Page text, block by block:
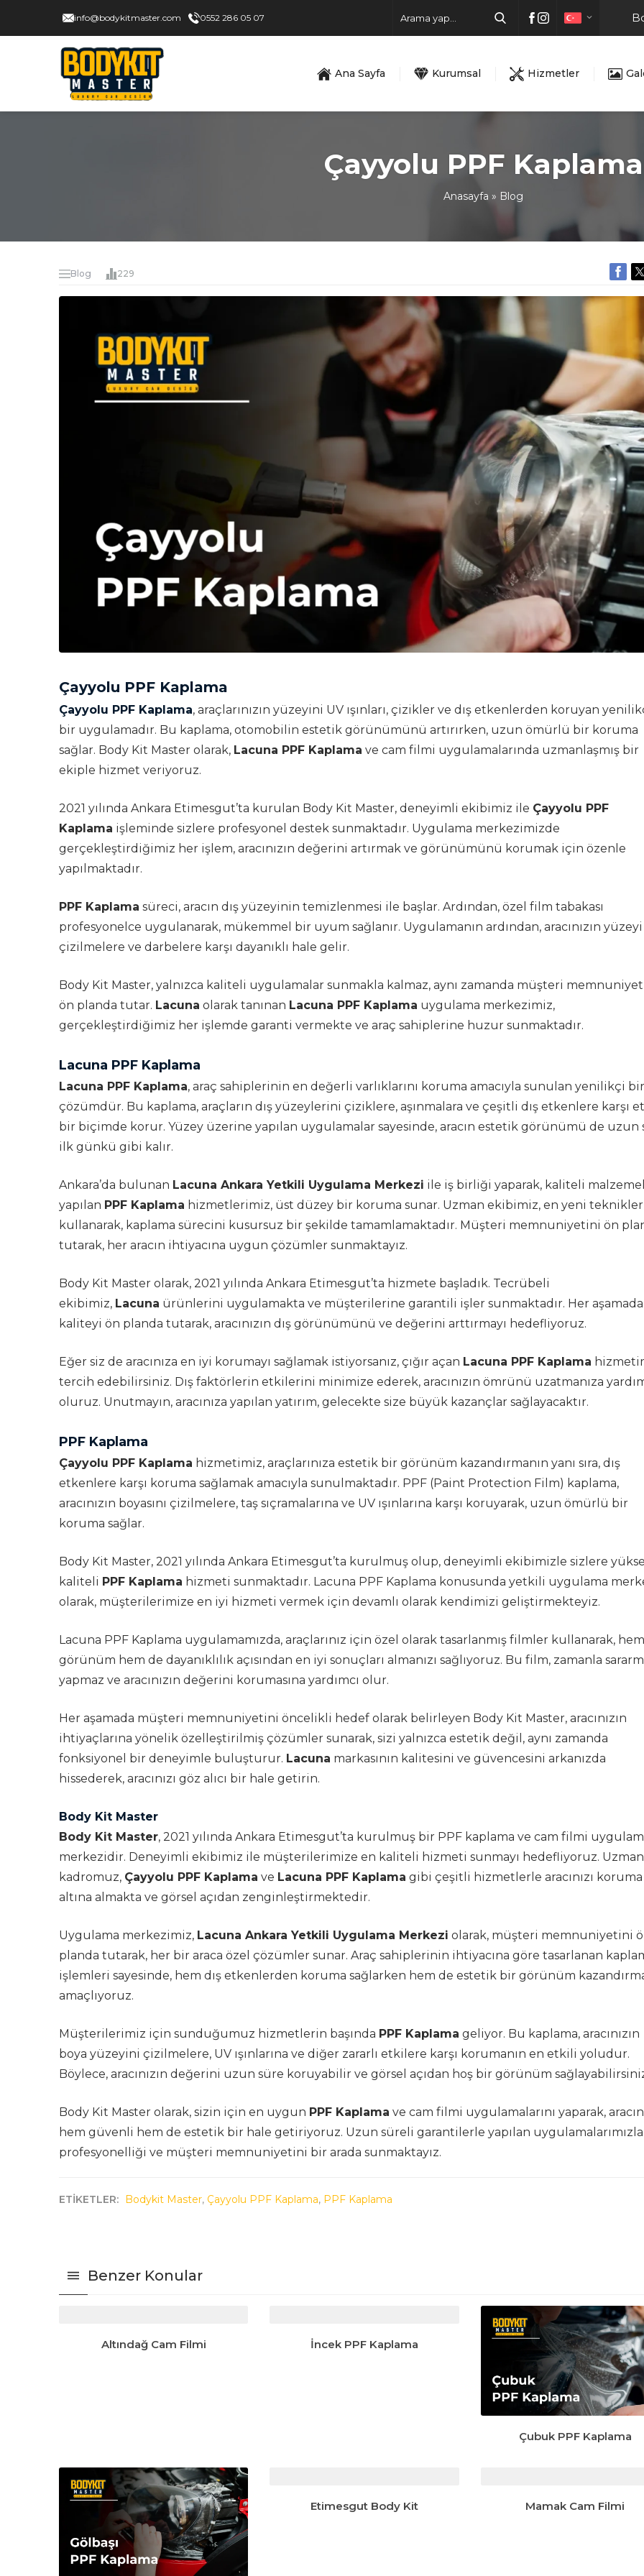
info@bodykitmaster.com 0552 286 05 07
Ana Sayfa Kurumsal Hizmetler
Çayyolu PPF Kaplama
Anasayfa » Blog
Blog 229
Çayyolu PPF Kaplama
Çayyolu PPF Kaplama, araçlarınızın yüzeyini UV ışınları, çizikler ve dış etkenlerden koruyan
bir uygulamadır. Bu kaplama, otomobilin estetik görünümünü artırırken, uzun ömürlü bir koruma
sağlar. Body Kit Master olarak, Lacuna PPF Kaplama ve cam filmi uygulamalarında uzmanlaşmış bir
ekiple hizmet veriyoruz.
2021 yılında Ankara Etimesgut’ta kurulan Body Kit Master, deneyimli ekibimiz ile Çayyolu PPF
Kaplama işleminde sizlere profesyonel destek sunmaktadır. Uygulama merkezimizde
gerçekleştirdiğimiz her işlem, aracınızın değerini artırmak ve görünümünü korumak için özenle
yapılmaktadır.
PPF Kaplama süreci, aracın dış yüzeyinin temizlenmesi ile başlar. Ardından, özel film tabakası
profesyonelce uygulanarak, mükemmel bir uyum sağlanır. Uygulamanın ardından, aracınızın yüzeyi
çizilmelere ve darbelere karşı dayanıklı hale gelir.
Body Kit Master, yalnızca kaliteli uygulamalar sunmakla kalmaz, aynı zamanda müşteri
ön planda tutar. Lacuna olarak tanınan Lacuna PPF Kaplama uygulama merkezimiz,
gerçekleştirdiğimiz her işlemde garanti vermekte ve araç sahiplerine huzur sunmaktadır.
Lacuna PPF Kaplama
Lacuna PPF Kaplama, araç sahiplerinin en değerli varlıklarını koruma amacıyla sunulan yenilikçi bir
çözümdür. Bu kaplama, araçların dış yüzeylerini çiziklere, aşınmalara ve çeşitli dış etkenlere karşı
bir biçimde korur. Yüzey üzerine yapılan uygulamalar sayesinde, aracın estetik görünümü de uzun
ilk günkü gibi kalır.
Ankara’da bulunan Lacuna Ankara Yetkili Uygulama Merkezi ile iş birliği yaparak, kaliteli
yapılan PPF Kaplama hizmetlerimiz, üst düzey bir koruma sunar. Uzman ekibimiz, en yeni
kullanarak, kaplama sürecini kusursuz bir şekilde tamamlamaktadır. Müşteri memnuniyetini ön
tutarak, her aracın ihtiyacına uygun çözümler sunmaktayız.
Body Kit Master olarak, 2021 yılında Ankara Etimesgut’ta hizmete başladık. Tecrübeli
ekibimiz, Lacuna ürünlerini uygulamakta ve müşterilerine garantili işler sunmaktadır. Her aşamada
kaliteyi ön planda tutarak, aracınızın dış görünümünü ve değerini arttırmayı hedefliyoruz.
Eğer siz de aracınıza en iyi korumayı sağlamak istiyorsanız, çığır açan Lacuna PPF Kaplama
tercih edebilirsiniz. Dış faktörlerin etkilerini minimize ederek, aracınızın ömrünü uzatmanıza
oluruz. Unutmayın, aracınıza yapılan yatırım, gelecekte size büyük kazançlar sağlayacaktır.
PPF Kaplama
Çayyolu PPF Kaplama hizmetimiz, araçlarınıza estetik bir görünüm kazandırmanın yanı sıra, dış
etkenlere karşı koruma sağlamak amacıyla sunulmaktadır. PPF (Paint Protection Film) kaplama,
aracınızın boyasını çizilmelere, taş sıçramalarına ve UV ışınlarına karşı koruyarak, uzun ömürlü bir
koruma sağlar.
Body Kit Master, 2021 yılında Ankara Etimesgut’ta kurulmuş olup, deneyimli ekibimizle sizlere
kaliteli PPF Kaplama hizmeti sunmaktadır. Lacuna PPF Kaplama konusunda yetkili uygulama
olarak, müşterilerimize en iyi hizmeti vermek için devamlı olarak kendimizi geliştirmekteyiz.
Lacuna PPF Kaplama uygulamamızda, araçlarınız için özel olarak tasarlanmış filmler kullanarak, hem
görünüm hem de dayanıklılık açısından en iyi sonuçları almanızı sağlıyoruz. Bu film, zamanla
yapmaz ve aracınızın değerini korumasına yardımcı olur.
Her aşamada müşteri memnuniyetini öncelikli hedef olarak belirleyen Body Kit Master, aracınızın
ihtiyaçlarına yönelik özelleştirilmiş çözümler sunarak, sizi yalnızca estetik değil, aynı zamanda
fonksiyonel bir deneyimle buluşturur. Lacuna markasının kalitesini ve güvencesini arkanızda
hissederek, aracınızı göz alıcı bir hale getirin.
Body Kit Master
Body Kit Master, 2021 yılında Ankara Etimesgut’ta kurulmuş bir PPF kaplama ve cam filmi
merkezidir. Deneyimli ekibimiz ile müşterilerimize en kaliteli hizmeti sunmayı hedefliyoruz. Uzman
kadromuz, Çayyolu PPF Kaplama ve Lacuna PPF Kaplama gibi çeşitli hizmetlerle aracınızı koruma
altına almakta ve görsel açıdan zenginleştirmektedir.
Uygulama merkezimiz, Lacuna Ankara Yetkili Uygulama Merkezi olarak, müşteri memnuniyetini
planda tutarak, her bir araca özel çözümler sunar. Araç sahiplerinin ihtiyacına göre tasarlanan
işlemleri sayesinde, hem dış etkenlerden koruma sağlarken hem de estetik bir görünüm
amaçlıyoruz.
Müşterilerimiz için sunduğumuz hizmetlerin başında PPF Kaplama geliyor. Bu kaplama, aracınızın
boya yüzeyini çizilmelere, UV ışınlarına ve diğer zararlı etkilere karşı korumanın en etkili yoludur.
Böylece, aracınızın değerini uzun süre koruyabilir ve görsel açıdan hoş bir görünüm
Body Kit Master olarak, sizin için en uygun PPF Kaplama ve cam filmi uygulamalarını yaparak,
hem güvenli hem de estetik bir hale getiriyoruz. Uzun süreli garantilerle yapılan
profesyonelliği ve müşteri memnuniyetini bir arada sunmaktayız.
ETİKETLER: Bodykit Master, Çayyolu PPF Kaplama, PPF Kaplama
Benzer Konular
Altındağ Cam Filmi İncek PPF Kaplama
Çubuk PPF Kaplama
Etimesgut Body Kit Mamak Cam Filmi